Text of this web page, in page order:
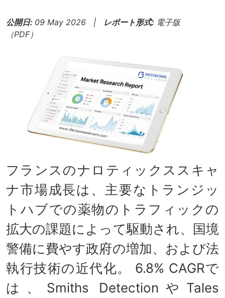
公開日: 09 May 2026 | レポート形式: 電子版
（PDF）
フランスのナロティックススキャ
ナ市場成長は、主要なトランジッ
トハブでの薬物のトラフィックの
拡大の課題によって駆動され、国境
警備に費やす政府の増加、および法
執行技術の近代化。 6.8% CAGRで
は、Smiths DetectionやTales